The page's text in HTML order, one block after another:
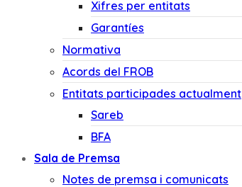
Xifres per entitats
Garantíes
Normativa
Acords del FROB
Entitats participades actualment
Sareb
BFA
Sala de Premsa
Notes de premsa i comunicats